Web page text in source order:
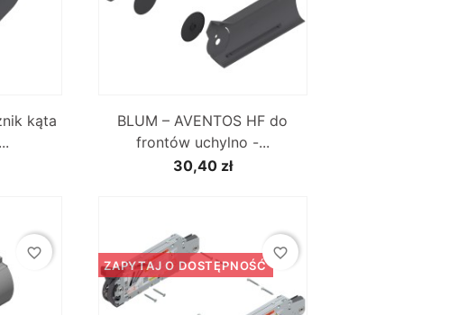
kąta
BLUM – AVENTOS HF do
frontów uchylno -...
30,40 zł
favorite_border
ZAPYTAJ O DOSTĘPNOŚĆ
favorite_border